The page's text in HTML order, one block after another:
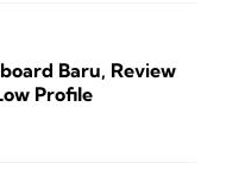
Baru, Review
Profile